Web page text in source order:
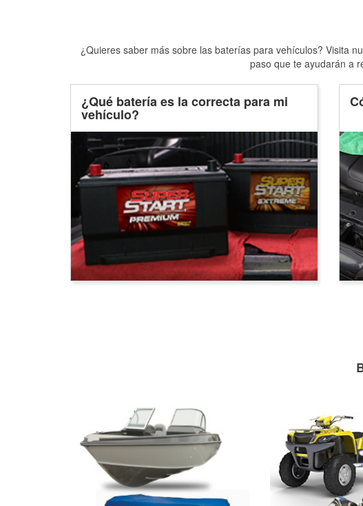
¿Quieres saber más sobre las baterías para vehículos? Visita
paso que te ayudarán a
¿Qué batería es la correcta para mi
vehículo?